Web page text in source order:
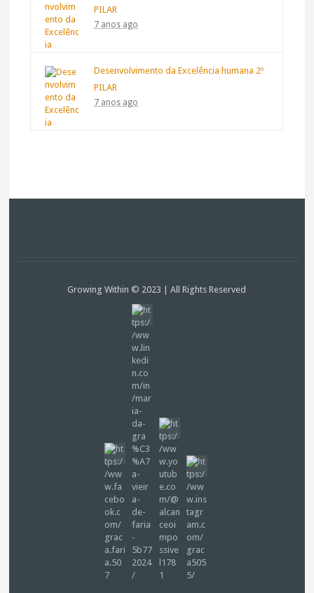
PILAR
7 anos ago
Desenvolvimento da Excelência humana 2º
PILAR
7 anos ago
Growing Within © 2023 | All Rights Reserved